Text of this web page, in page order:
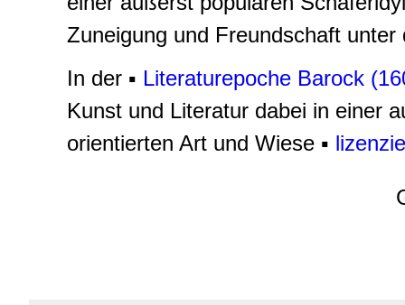
Zuneigung und Freundschaft
In der ▪ Literaturepoche Barock
Kunst und Literatur dabei in einer
orientierten Art und Wiese ▪